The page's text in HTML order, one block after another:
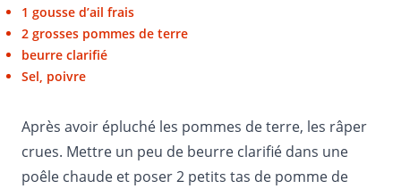
1 gousse d’ail frais
2 grosses pommes de terre
beurre clarifié
Sel, poivre
Après avoir épluché les pommes de terre, les râper
crues. Mettre un peu de beurre clarifié dans une
poêle chaude et poser 2 petits tas de pomme de